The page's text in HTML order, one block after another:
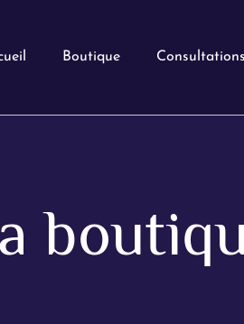
Boutique Consultations